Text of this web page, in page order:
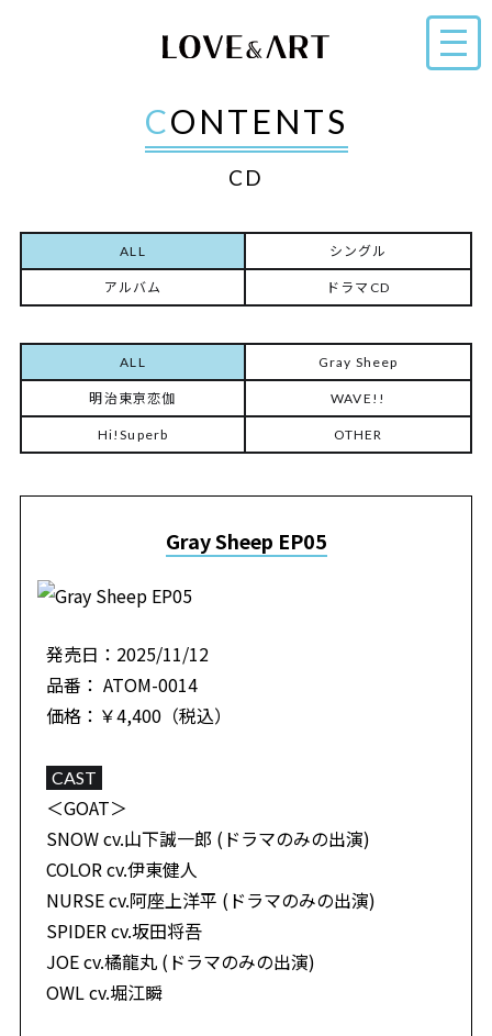
CONTENTS
CD
ALL シングル
アルバム ドラマCD
ALL Gray Sheep
明治東亰恋伽 WAVE!!
Hi!Superb OTHER
Gray Sheep EP05
発売日：2025/11/12
品番： ATOM-0014
価格：￥4,400（税込）
CAST
＜GOAT＞
SNOW cv.山下誠一郎 (ドラマのみの出演)
COLOR cv.伊東健人
NURSE cv.阿座上洋平 (ドラマのみの出演)
SPIDER cv.坂田将吾
JOE cv.橘龍丸 (ドラマのみの出演)
OWL cv.堀江瞬